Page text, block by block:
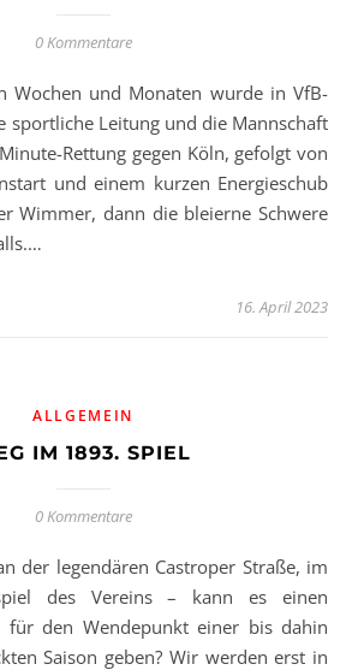
0 Kommentare
sportliche Leitung und die Mannschaft
Rettung gegen Köln, gefolgt von
und einem kurzen Energieschub
Wimmer, dann die bleierne Schwere
16. April 2023
ALLGEMEIN
IM 1893. SPIEL
0 Kommentare
des Vereins – kann es einen
für den Wendepunkt einer bis dahin
Saison geben? Wir werden erst in